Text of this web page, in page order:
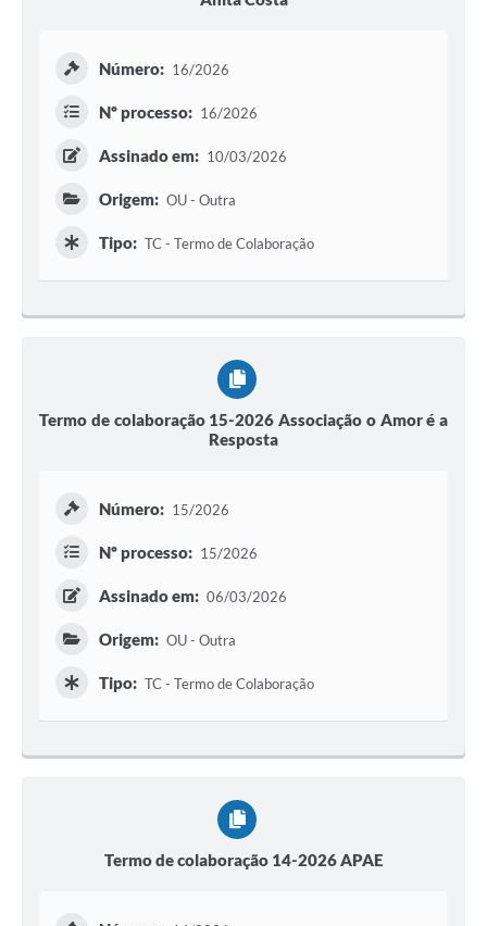
Número: 16/2026
Nº processo: 16/2026
Assinado em: 10/03/2026
Origem: OU - Outra
Tipo: TC - Termo de Colaboração
Termo de colaboração 15-2026 Associação o Amor é a
Resposta
Número: 15/2026
Nº processo: 15/2026
Assinado em: 06/03/2026
Origem: OU - Outra
Tipo: TC - Termo de Colaboração
Termo de colaboração 14-2026 APAE